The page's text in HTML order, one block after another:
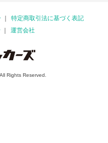
特定商取引法に基づく表記
運営会社
Rights Reserved.